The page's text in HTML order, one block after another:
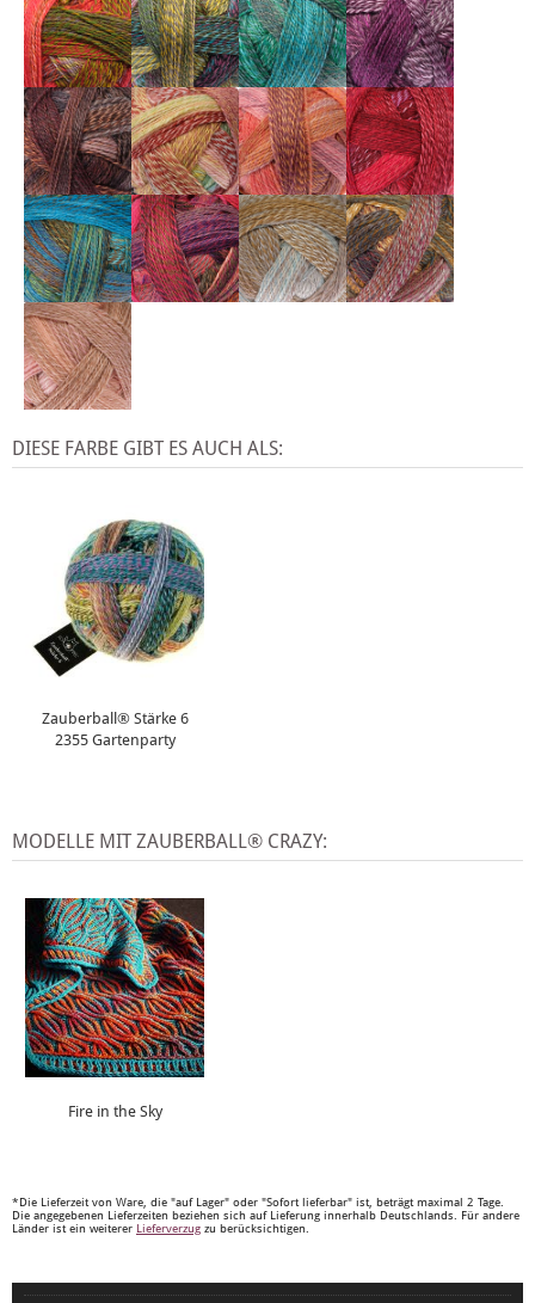
DIESE FARBE GIBT ES AUCH ALS:
Zauberball® Stärke 6
2355 Gartenparty
MODELLE MIT ZAUBERBALL® CRAZY:
Fire in the Sky
*Die Lieferzeit von Ware, die "auf Lager" oder "Sofort lieferbar" ist, beträgt maximal 2 Tage.
Die angegebenen Lieferzeiten beziehen sich auf Lieferung innerhalb Deutschlands. Für andere
Länder ist ein weiterer Lieferverzug zu berücksichtigen.